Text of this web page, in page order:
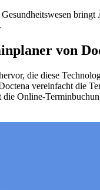
von
die diese
vereinfacht die
Online-